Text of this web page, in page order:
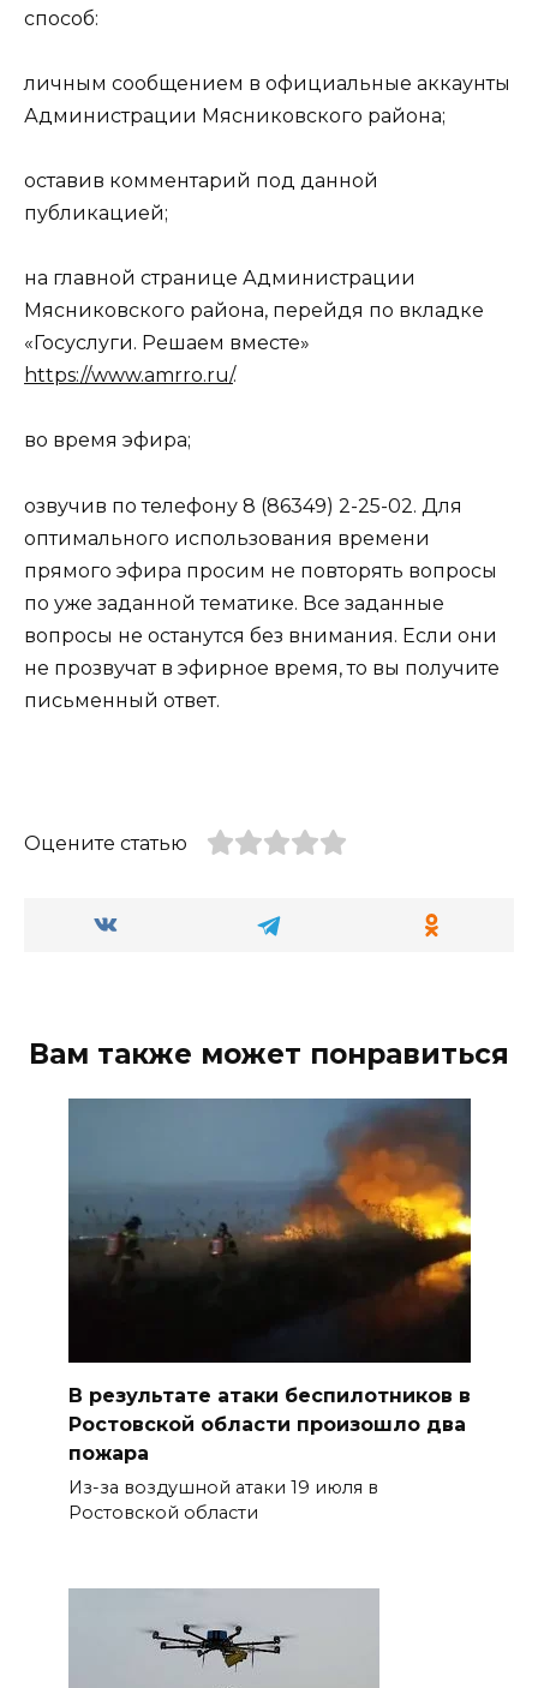
способ:
личным сообщением в официальные аккаунты
Администрации Мясниковского района;
оставив комментарий под данной
публикацией;
на главной странице Администрации
Мясниковского района, перейдя по вкладке
«Госуслуги. Решаем вместе»
https://www.amrro.ru/.
во время эфира;
озвучив по телефону 8 (86349) 2-25-02. Для
оптимального использования времени
прямого эфира просим не повторять вопросы
по уже заданной тематике. Все заданные
вопросы не останутся без внимания. Если они
не прозвучат в эфирное время, то вы получите
письменный ответ.
Оцените статью
Вам также может понравиться
В результате атаки беспилотников в
Ростовской области произошло два
пожара
Из-за воздушной атаки 19 июля в
Ростовской области